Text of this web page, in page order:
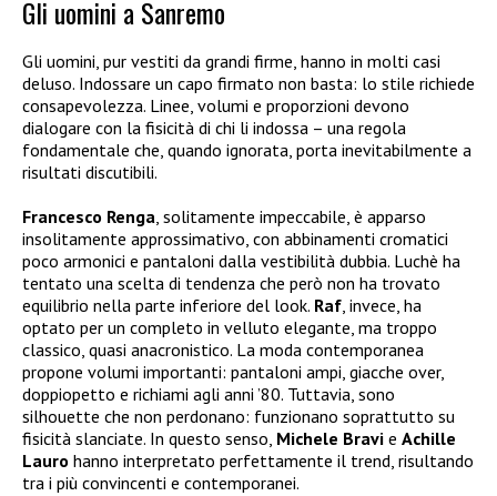
Gli uomini a Sanremo
Gli uomini, pur vestiti da grandi firme, hanno in molti casi
deluso. Indossare un capo firmato non basta: lo stile richiede
consapevolezza. Linee, volumi e proporzioni devono
dialogare con la fisicità di chi li indossa – una regola
fondamentale che, quando ignorata, porta inevitabilmente a
risultati discutibili.
Francesco Renga, solitamente impeccabile, è apparso
insolitamente approssimativo, con abbinamenti cromatici
poco armonici e pantaloni dalla vestibilità dubbia. Luchè ha
tentato una scelta di tendenza che però non ha trovato
equilibrio nella parte inferiore del look. Raf, invece, ha
optato per un completo in velluto elegante, ma troppo
classico, quasi anacronistico. La moda contemporanea
propone volumi importanti: pantaloni ampi, giacche over,
doppiopetto e richiami agli anni ’80. Tuttavia, sono
silhouette che non perdonano: funzionano soprattutto su
fisicità slanciate. In questo senso, Michele Bravi e Achille
Lauro hanno interpretato perfettamente il trend, risultando
tra i più convincenti e contemporanei.